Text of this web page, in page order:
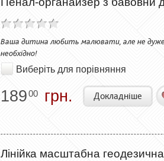
Ваша дитина любить малювати, але не
необхідно!
Виберіть для порівняння
18900 грн. Докладніше
Лінійка масштабна